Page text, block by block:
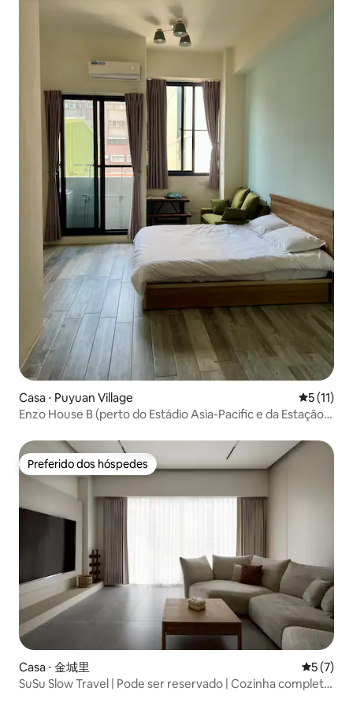
Casa ⋅ Puyuan Village 5 de uma
5 (11)
Enzo House B (perto do Estádio Asia-Pacific e da Estação
Preferido dos hóspedes
Preferido dos hóspedes
Casa ⋅ 金城里 5 de
5 (7)
SuSu Slow Travel | Pode ser reservado | Cozinha completa